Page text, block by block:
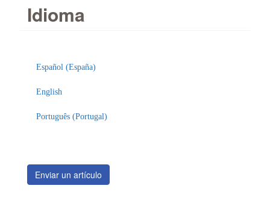
Idioma
Español (España)
English
Português (Portugal)
un
artículo
Enviar un artículo